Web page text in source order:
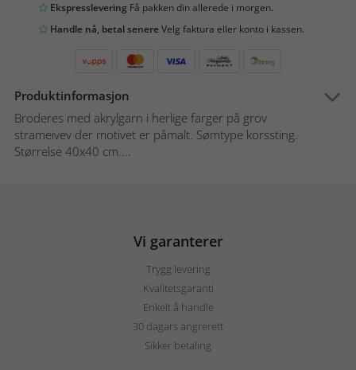
Ekspresslevering Få pakken din allerede i morgen.
Handle nå, betal senereVelg faktura eller konto i kassen.
Produktinformasjon
Broderes med akrylgarn i herlige farger på grov
strameivev der motivet er påmalt. Sømtype korssting.
Størrelse 40x40 cm....
Vi garanterer
Trygg levering
Kvalitetsgaranti
Enkelt å handle
30 dagars angrerett
Sikker betaling